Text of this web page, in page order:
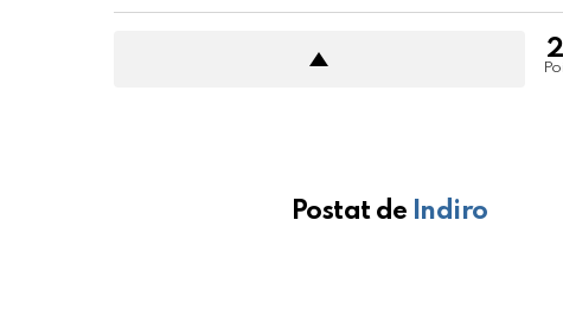
Postat de Indiro